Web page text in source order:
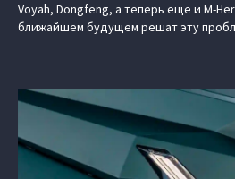
Voyah, Dongfeng, а теперь еще и M-
ближайшем будущем решат эту